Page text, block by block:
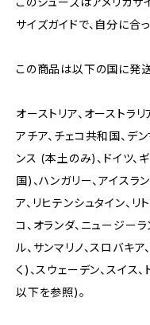
サイズガイドで、自分に合
この商品は以下の国に発送
オーストリア、オーストラリ
アチア、チェコ共和国、デン
ンス (本土のみ)、ドイツ、
国)、ハンガリー、アイスラ
ア、リヒテンシュタイン、リ
コ、オランダ、ニュージーラ
ル、サンマリノ、スロバキ
く)、スウェーデン、スイス
以下を参照)。